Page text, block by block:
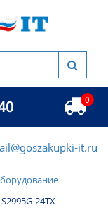
0
it.ru
24TX